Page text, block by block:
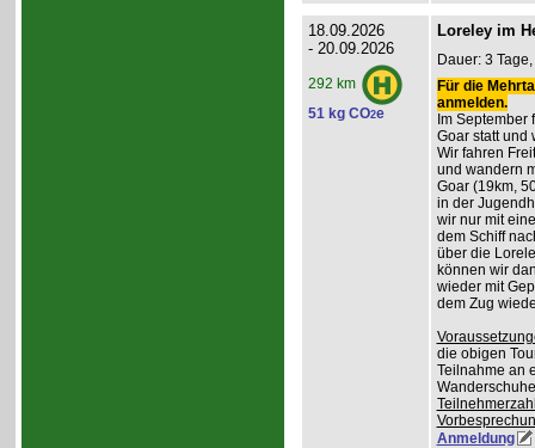
18.09.2026
- 20.09.2026
292 km
51 kg CO2e
Loreley im
Dauer: 3
Für die
anmelden.
Im September
Goar statt und
Wir fahren
und wandern
Goar (19km,
in der
wir nur mit
dem Schiff
über die
können wir
wieder mit
dem Zug
die obigen
Teilnahme an
Anmeldung